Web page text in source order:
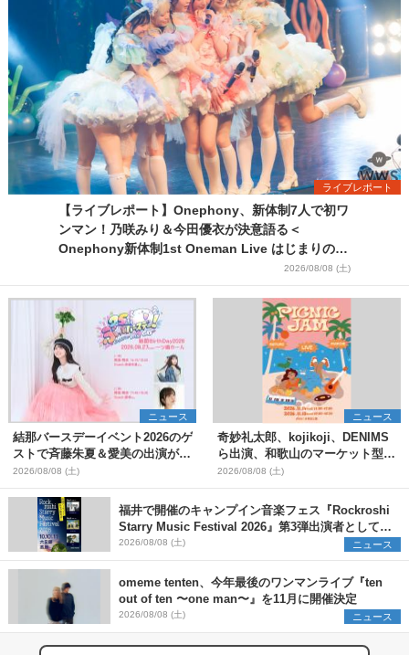
ライブレポート
【ライブレポート】Onephony、新体制7人で初ワ
ンマン！乃咲みり＆今田優衣が決意語る＜
Onephony新体制1st Oneman Live はじまりの夏
2026/08/08 (土)
ニュース
結那バースデーイベント2026のゲ
ストで斉藤朱夏＆愛美の出演が決
定
2026/08/08 (土)
ニュース
奇妙礼太郎、kojikoji、DENIMS
ら出演、和歌山のマーケット型野
外イベント『PICNIC JAM
2026』早割チケット発売開始
2026/08/08 (土)
福井で開催のキャンプイン音楽フェス『Rockroshi
Starry Music Festival 2026』第3弾出演者として
SCOOBIE DO、かりゆし58、Reiを発表
2026/08/08 (土) ニュース
omeme tenten、今年最後のワンマンライブ『ten
out of ten 〜one man〜』を11月に開催決定
2026/08/08 (土) ニュース